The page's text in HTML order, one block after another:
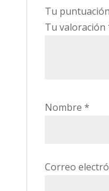
Tu puntuación
Tu valoración
Nombre *
Correo